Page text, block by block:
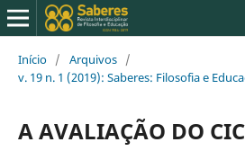
Início / Arquivos /
v. 19 n. 1 (2019): Saberes: Filosofia e
A AVALIAÇÃO DO